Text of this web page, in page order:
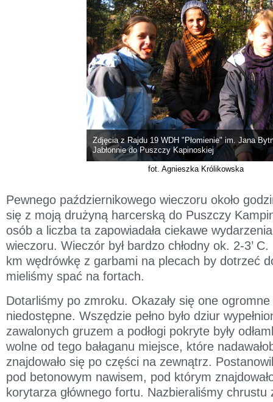
Zdjęcia z Rajdu 19 WDH "Płomienie" im. Jana
Jabłonnie do Puszczy Kapinoskiej
fot. Agnieszka Królikowska
Pewnego październikowego wieczoru około
się z moją drużyną harcerską do Puszczy
osób a liczba ta zapowiadała ciekawe
wieczoru. Wieczór był bardzo chłodny ok. 2-3’
km wędrówkę z garbami na plecach by dotrzeć
mieliśmy spać na fortach.
Dotarliśmy po zmroku. Okazały się one
niedostępne. Wszędzie pełno było dziur
zawalonych gruzem a podłogi pokryte były
wolne od tego bałaganu miejsce, które
znajdowało się po części na zewnątrz.
pod betonowym nawisem, pod którym
korytarza głównego fortu. Nazbieraliśmy chrustu